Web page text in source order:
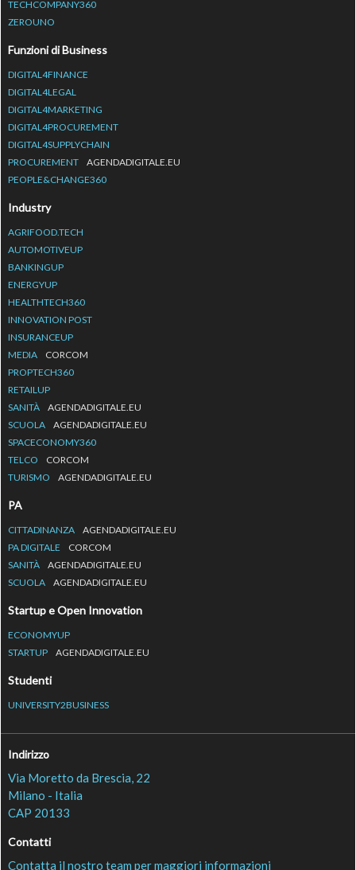
TECHCOMPANY360
ZEROUNO
Funzioni di Business
DIGITAL4FINANCE
DIGITAL4LEGAL
DIGITAL4MARKETING
DIGITAL4PROCUREMENT
DIGITAL4SUPPLYCHAIN
PROCUREMENT
AGENDADIGITALE.EU
PEOPLE&CHANGE360
Industry
AGRIFOOD.TECH
AUTOMOTIVEUP
BANKINGUP
ENERGYUP
HEALTHTECH360
INNOVATION POST
INSURANCEUP
MEDIA
CORCOM
PROPTECH360
RETAILUP
SANITÀ
AGENDADIGITALE.EU
SCUOLA
AGENDADIGITALE.EU
SPACECONOMY360
TELCO
CORCOM
TURISMO
AGENDADIGITALE.EU
PA
CITTADINANZA
AGENDADIGITALE.EU
PA DIGITALE
CORCOM
SANITÀ
AGENDADIGITALE.EU
SCUOLA
AGENDADIGITALE.EU
Startup e Open Innovation
ECONOMYUP
STARTUP
AGENDADIGITALE.EU
Studenti
UNIVERSITY2BUSINESS
Indirizzo
Via Moretto da Brescia, 22
Milano - Italia
CAP 20133
Contatti
Contatta il nostro team per maggiori informazioni